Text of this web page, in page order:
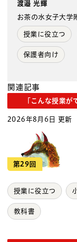
渡邉 光輝
お茶の水女子大学
授業に役立つ
保護者向け
関連記事
「こんな授業
2026年8月6日 更新
第29回
授業に役立つ
教科書